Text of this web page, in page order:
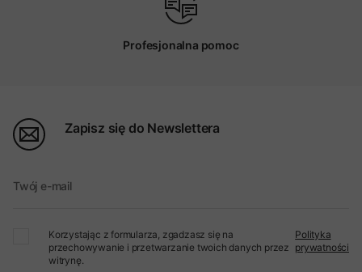
Profesjonalna pomoc
Zapisz się do Newslettera
Twój e-mail
Korzystając z formularza, zgadzasz się na
przechowywanie i przetwarzanie twoich danych przez
witrynę.
Polityka
prywatności